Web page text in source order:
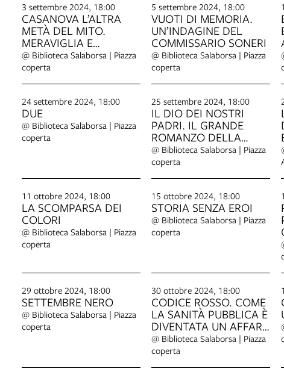
3 settembre 2024, 18:00
CASANOVA L’ALTRA
METÀ DEL MITO.
MERAVIGLIA E
TRASGRESSIONE A
VENEZIA
@ Biblioteca Salaborsa | Piazza
coperta
5 settembre 2024, 18:00
VUOTI DI MEMORIA.
UN’INDAGINE DEL
COMMISSARIO SONERI
@ Biblioteca Salaborsa | Piazza
coperta
24 settembre 2024, 18:00
DUE
@ Biblioteca Salaborsa | Piazza
coperta
25 settembre 2024, 18:00
IL DIO DEI NOSTRI
PADRI. IL GRANDE
ROMANZO DELLA
BIBBIA
@ Biblioteca Salaborsa | Piazza
coperta
11 ottobre 2024, 18:00
LA SCOMPARSA DEI
COLORI
@ Biblioteca Salaborsa | Piazza
coperta
15 ottobre 2024, 18:00
STORIA SENZA EROI
@ Biblioteca Salaborsa | Piazza
coperta
29 ottobre 2024, 18:00
SETTEMBRE NERO
@ Biblioteca Salaborsa | Piazza
coperta
30 ottobre 2024, 18:00
CODICE ROSSO. COME
LA SANITÀ PUBBLICA È
DIVENTATA UN AFFARE
PRIVATO
@ Biblioteca Salaborsa | Piazza
coperta